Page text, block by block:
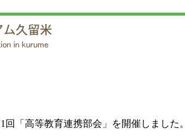
「高等教育連携部会」を開催しました。